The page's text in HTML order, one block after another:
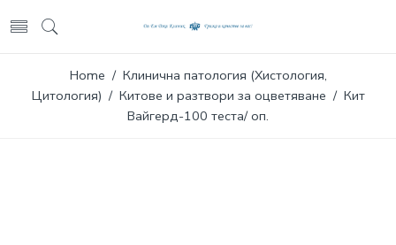
Home / Клинична патология (Хистология,
Цитология) / Китове и разтвори за оцветяване / Кит
Вайгерд-100 теста/ оп.